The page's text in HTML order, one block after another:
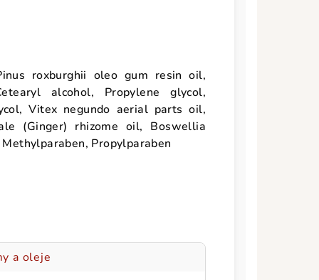
roxburghii oleo gum resin oil,
alcohol, Propylene glycol,
Vitex negundo aerial parts oil,
(Ginger) rhizome oil, Boswellia
Propylparaben
a oleje